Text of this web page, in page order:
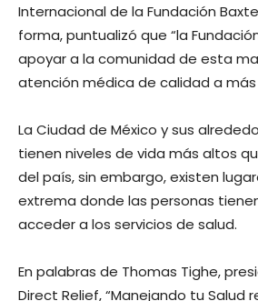
Internacional de la Fundación
forma, puntualizó que “la
apoyar a la comunidad de esta
atención médica de calidad a más
La Ciudad de México y sus
tienen niveles de vida más altos
del país, sin embargo, existen
extrema donde las personas
acceder a los servicios de salud.
En palabras de Thomas Tighe,
Direct Relief, “Manejando tu Salud